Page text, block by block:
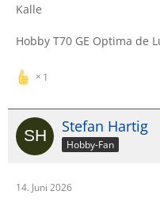
Kalle
Hobby T70 GE Optima de
1
Stefan Hartig
Hobby-Fan
14. Juni 2026